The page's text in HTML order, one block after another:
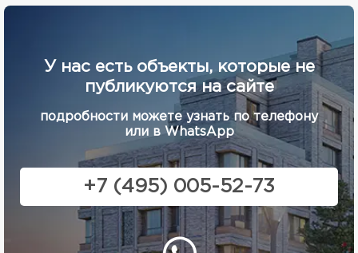
У нас есть объекты, которые не
публикуются на сайте
подробности можете узнать по телефону
или в WhatsApp
+7 (495) 005-52-73